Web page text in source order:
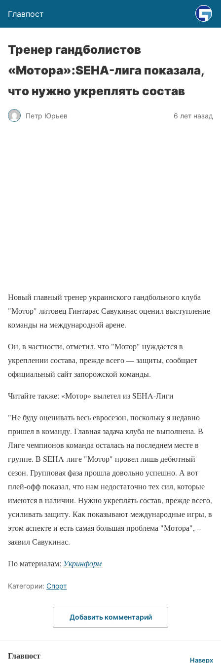
Главпост
Тренер гандболистов
«Мотора»:SEHA-лига показала,
что нужно укреплять состав
Петр Юрьев 6 лет назад
Новый главный тренер украинского гандбольного клуба
"Мотор" литовец Гинтарас Савукинас оценил выступление
команды на международной арене.
Он, в частности, отметил, что "Мотор" нуждается в
укреплении состава, прежде всего — защиты, сообщает
официальный сайт запорожской команды.
Читайте также: «Мотор» вылетел из SEHA-Лиги
"Не буду оценивать весь евросезон, поскольку я недавно
пришел в команду. Главная задача клуба не выполнена. В
Лиге чемпионов команда осталась на последнем месте в
группе. В SEHA-лиге "Мотор" провел лишь дебютный
сезон. Групповая фаза прошла довольно успешно. А вот
плей-офф показал, что нам недостаточно тех сил, которые
имеются в наличии. Нужно укреплять состав, прежде всего,
усиливать защиту. Как показывают международные игры, в
этом аспекте и есть самая большая проблема "Мотора", –
заявил Савукинас.
По материалам: Укринформ
Категории: Спорт
Добавить комментарий
Главпост Наверх